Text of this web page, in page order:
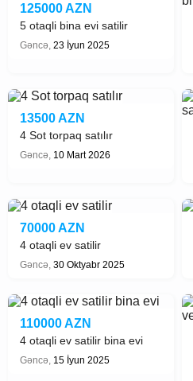
125000 AZN
5 otaqli bina evi satilir
Gəncə, 23 İyun 2025
13500 AZN
4 Sot torpaq satılır
Gəncə, 10 Mart 2026
70000 AZN
4 otaqli ev satilir
Gəncə, 30 Oktyabr 2025
110000 AZN
4 otaqli ev satilir bina evi
Gəncə, 15 İyun 2025